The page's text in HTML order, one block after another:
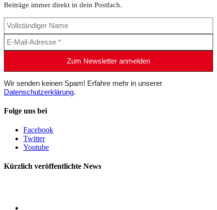
Beiträge immer direkt in dein Postfach.
Wir senden keinen Spam! Erfahre mehr in unserer
Datenschutzerklärung.
Folge uns bei
Facebook
Twitter
Youtube
Kürzlich veröffentlichte News